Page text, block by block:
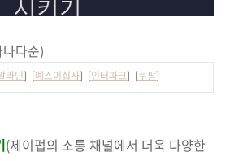
나다순)
라딘] [예스이십사] [인터파크] [쿠팡]
(제이펍의 소통 채널에서 더욱 다양한